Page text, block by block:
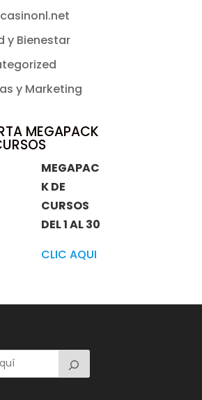
y Bienestar
y Marketing
MEGAPACK
MEGAPAC
K DE
CURSOS
DEL 1 AL 30
CLIC AQUI